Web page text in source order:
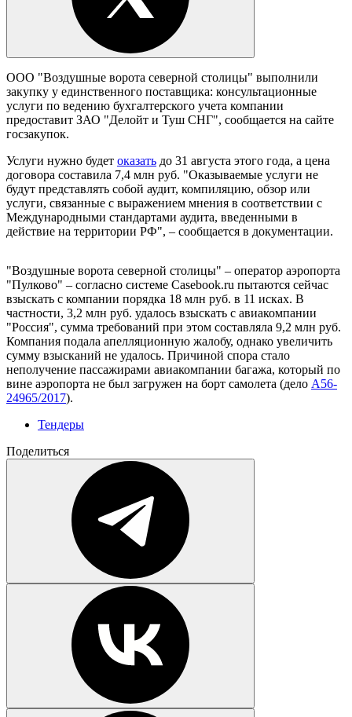
ООО "Воздушные ворота северной столицы" выполнили
закупку у единственного поставщика: консультационные
услуги по ведению бухгалтерского учета компании
предоставит ЗАО "Делойт и Туш СНГ", сообщается на сайте
госзакупок.
Услуги нужно будет оказать до 31 августа этого года, а цена
договора составила 7,4 млн руб. "Оказываемые услуги не
будут представлять собой аудит, компиляцию, обзор или
услуги, связанные с выражением мнения в соответствии с
Международными стандартами аудита, введенными в
действие на территории РФ", – сообщается в документации.
"Воздушные ворота северной столицы" – оператор аэропорта
"Пулково" – согласно системе Casebook.ru пытаются сейчас
взыскать с компании порядка 18 млн руб. в 11 исках. В
частности, 3,2 млн руб. удалось взыскать с авиакомпании
"Россия", сумма требований при этом составляла 9,2 млн руб.
Компания подала апелляционную жалобу, однако увеличить
сумму взысканий не удалось. Причиной спора стало
неполучение пассажирами авиакомпании багажа, который по
вине аэропорта не был загружен на борт самолета (дело А56-
24965/2017).
Тендеры
Поделиться